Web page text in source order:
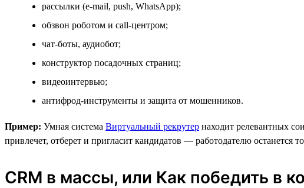
рассылки (e-mail, push, WhatsApp);
обзвон роботом и call-центром;
чат-боты, аудиобот;
конструктор посадочных страниц;
видеоинтервью;
антифрод-инструменты и защита от мошенников.
Пример: Умная система Виртуальный рекрутер находит релевантных
привлечет, отберет и пригласит кандидатов — работодателю
CRM в массы, или Как победить в